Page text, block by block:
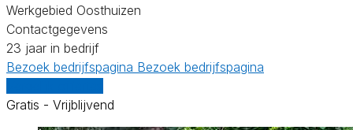
Werkgebied Oosthuizen
Contactgegevens
23 jaar in bedrijf
Bezoek bedrijfspagina Bezoek bedrijfspagina
Gratis - Vrijblijvend